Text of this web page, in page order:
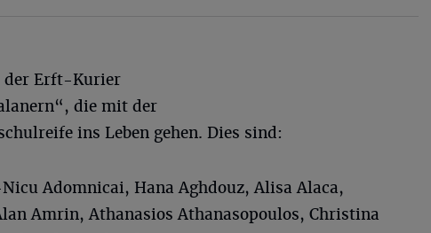
Erft-Kurier
die mit der
ins Leben gehen. Dies sind:
Adomnicai, Hana Aghdouz, Alisa Alaca,
Amrin, Athanasios Athanasopoulos, Christina